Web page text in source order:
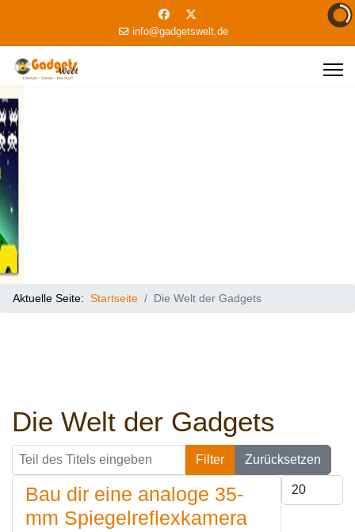
info@gadgetswelt.de
Aktuelle Seite: Startseite Die Welt der Gadgets
Die Welt der Gadgets
Teil des Titels eingeben
Filter Zurücksetzen
Anzeige #
Bau dir eine analoge 35-
mm Spiegelreflexkamera